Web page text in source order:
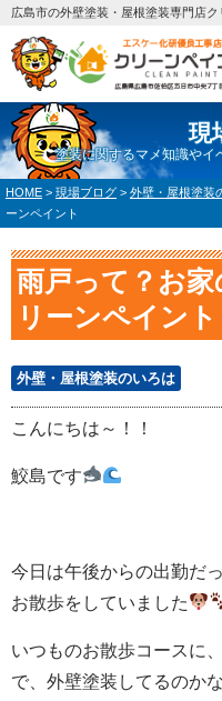
広島市の外壁塗装・屋根塗装専門店ク
現
塗装に関するマメ知識やイ
HOME > 現場ブログ > 外壁・屋根塗装
ーンペイント
雨戸って？お
リーンペイント
外壁・屋根塗装のいろは
こんにちは～！！
鮫島です
今日は午後からの出勤だ
お散歩をしていました
いつものお散歩コースに
で、外壁塗装してるのか